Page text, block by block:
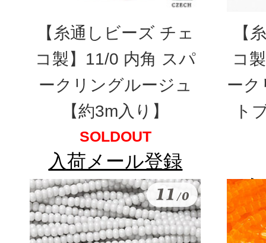
【糸通しビーズ チェ
コ製】11/0 内角 スパ
ークリングルージュ
【約3m入り】
SOLDOUT
入荷メール登録
【
コ
ーク
ト